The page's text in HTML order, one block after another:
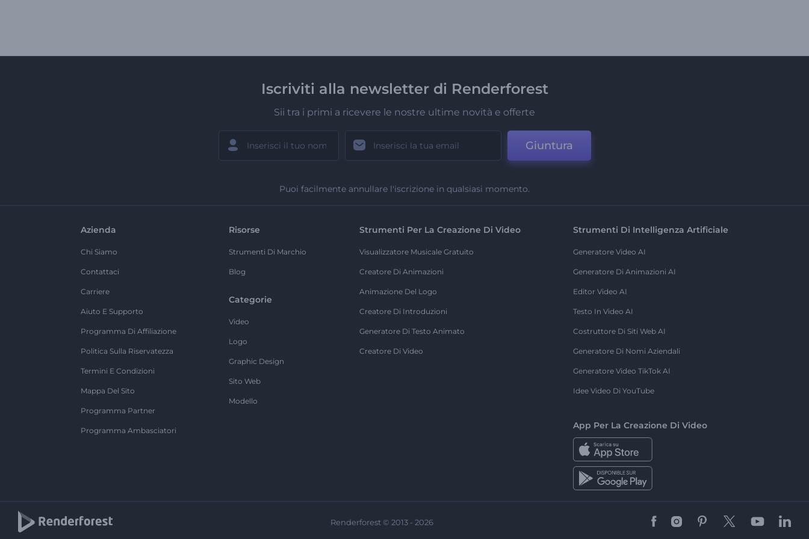
Iscriviti alla newsletter di Renderforest
Sii tra i primi a ricevere le nostre ultime novità e offerte
Giuntura
Puoi facilmente annullare l'iscrizione in qualsiasi momento.
Azienda
Chi Siamo
Contattaci
Carriere
Aiuto E Supporto
Programma Di Affiliazione
Politica Sulla Riservatezza
Termini E Condizioni
Mappa Del Sito
Programma Partner
Programma Ambasciatori
Risorse
Strumenti Di Marchio
Blog
Categorie
Video
Logo
Graphic Design
Sito Web
Modello
Strumenti Per La Creazione Di Video
Visualizzatore Musicale Gratuito
Creatore Di Animazioni
Animazione Del Logo
Creatore Di Introduzioni
Generatore Di Testo Animato
Creatore Di Video
Strumenti Di Intelligenza Artificiale
Generatore Video AI
Generatore Di Animazioni AI
Editor Video AI
Testo In Video AI
Costruttore Di Siti Web AI
Generatore Di Nomi Aziendali
Generatore Video TikTok AI
Idee Video Di YouTube
App Per La Creazione Di Video
Renderforest © 2013 - 2026